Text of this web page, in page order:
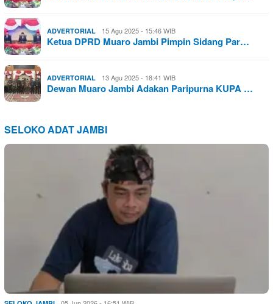
ADVERTORIAL 15 Agu 2025 - 15:46 WIB
Ketua DPRD Muaro Jambi Pimpin Sidang Par…
ADVERTORIAL 13 Agu 2025 - 18:41 WIB
Dewan Muaro Jambi Adakan Paripurna KUPA …
SELOKO ADAT JAMBI